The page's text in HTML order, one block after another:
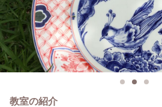
教室の紹介